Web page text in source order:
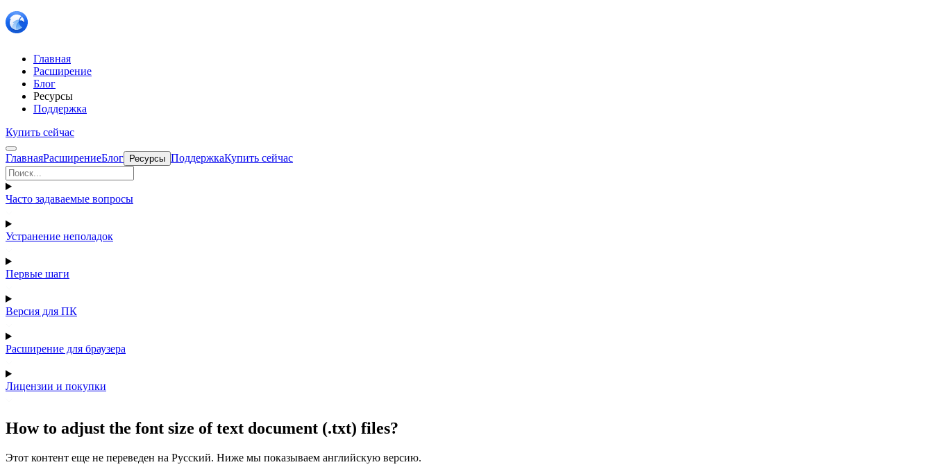
Главная
Расширение
Блог
Ресурсы
Поддержка
Купить сейчас
ГлавнаяРасширениеБлог Ресурсы ПоддержкаКупить сейчас
Часто задаваемые вопросы
Устранение неполадок
Первые шаги
Версия для ПК
Расширение для браузера
Лицензии и покупки
How to adjust the font size of text document (.txt) files?
Этот контент еще не переведен на Русский. Ниже мы показываем английскую версию.